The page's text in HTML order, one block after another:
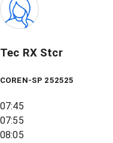
Tec RX Stcr
COREN-SP 252525
07:45
07:55
08:05